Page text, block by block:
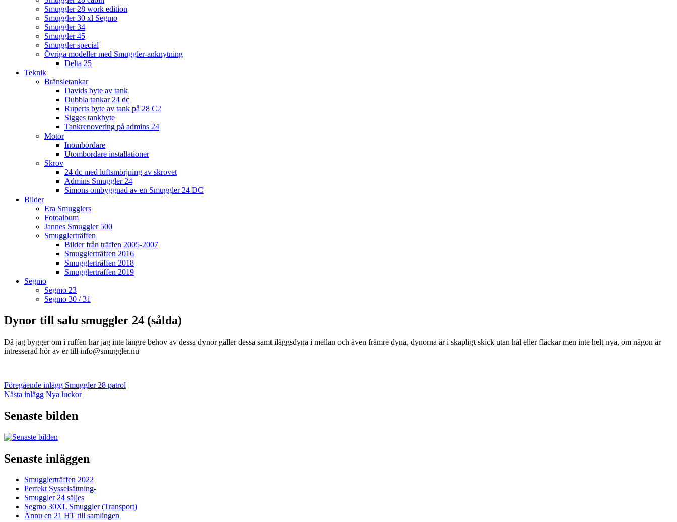
Smuggler 28 work edition
Smuggler 30 xl Segmo
Smuggler 34
Smuggler 45
Smuggler special
Övriga modeller med Smuggler-anknytning
Delta 25
Teknik
Bränsletankar
Davids byte av tank
Dubbla tankar 24 dc
Ruperts byte av tank på 28 C2
Sigges tankbyte
Tankrenovering på admins 24
Motor
Inombordare
Utombordare installationer
Skrov
24 dc med luftsmörjning av skrovet
Admins Smuggler 24
Simons ombyggnad av en Smuggler 24 DC
Bilder
Era Smugglers
Fotoalbum
Jannes Smuggler 500
Smugglerträffen
Bilder från träffen 2005-2007
Smugglerträffen 2016
Smugglerträffen 2018
Smugglerträffen 2019
Segmo
Segmo 23
Segmo 30 / 31
Dynor till salu smuggler 24 (sålda)
Då jag bygger om i ruffen har jag inte längre behov av dessa dynor gäller dessa samt iläggsdyna i mellan och även främre dyna, dynorna är i skapligt skick utan hål eller fläckar men inte helt nya, om någon är
intresserad hör av er till info@smuggler.nu
Inläggsnavigering
Föregående
inlägg
Föregående inlägg Smuggler 28 patrol
Nästa
Nästa inlägg Nya luckor
Senaste bilden
Senaste inläggen
Smugglerträffen 2022
Perfekt Sysselsättning-
Smuggler 24 säljes
Segmo 30XL Smuggler (Transport)
Ännu en 21 HT till samlingen